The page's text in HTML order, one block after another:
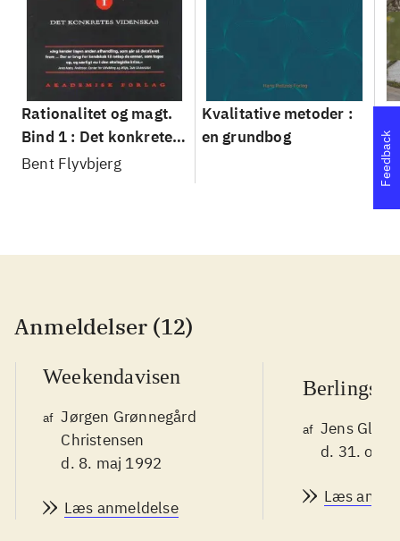
Rationalitet og magt.
Bind 1 : Det konkretes
videnskab
Bent Flyvbjerg
Kvalitative metoder :
en grundbog
Anmeldelser (12)
Weekendavisen
af Jørgen Grønnegård
Christensen
d. 8. maj 1992
Læs anmeldelse
af Jens
d. 31. okt.
Læs
Feedback